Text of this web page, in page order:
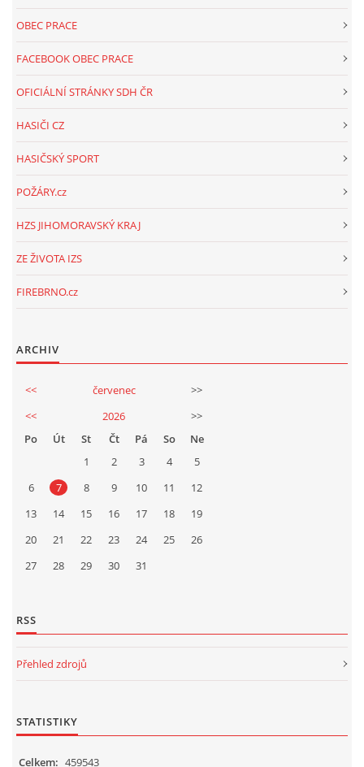
OBEC PRACE
FACEBOOK OBEC PRACE
OFICIÁLNÍ STRÁNKY SDH ČR
HASIČI CZ
HASIČSKÝ SPORT
POŽÁRY.cz
HZS JIHOMORAVSKÝ KRAJ
ZE ŽIVOTA IZS
FIREBRNO.cz
ARCHIV
<< červenec
>>
<<
2026
>>
Po
Út St Čt Pá So
Ne
1
2 3 4
5
6
7 8 9 10 11
12
13
14 15 16 17 18
19
20
21 22 23 24 25
26
27
28 29 30 31
RSS
Přehled zdrojů
STATISTIKY
Celkem: 459543